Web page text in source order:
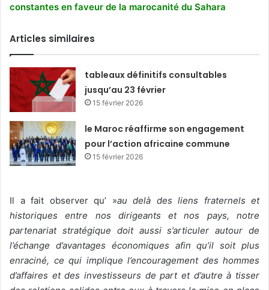
constantes en faveur de la marocanité du Sahara
Articles similaires
tableaux définitifs consultables
jusqu’au 23 février
15 février 2026
le Maroc réaffirme son engagement
pour l’action africaine commune
15 février 2026
Il a fait observer qu’ »au delà des liens fraternels et
historiques entre nos dirigeants et nos pays, notre
partenariat stratégique doit aussi s’articuler autour de
l’échange d’avantages économiques afin qu’il soit plus
enraciné, ce qui implique l’encouragement des hommes
d’affaires et des investisseurs de part et d’autre à tisser